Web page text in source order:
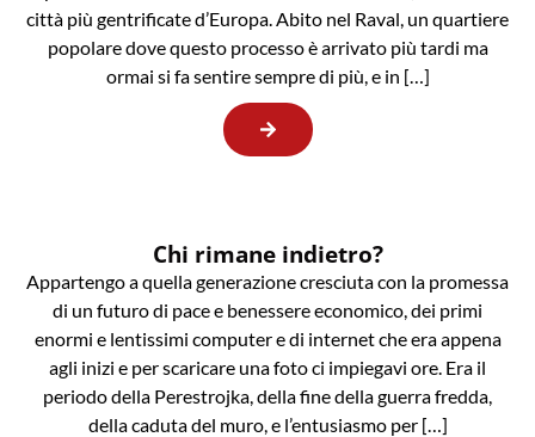
città più gentrificate d’Europa. Abito nel Raval, un quartiere
popolare dove questo processo è arrivato più tardi ma
ormai si fa sentire sempre di più, e in […]
Chi rimane indietro?
Appartengo a quella generazione cresciuta con la promessa
di un futuro di pace e benessere economico, dei primi
enormi e lentissimi computer e di internet che era appena
agli inizi e per scaricare una foto ci impiegavi ore. Era il
periodo della Perestrojka, della fine della guerra fredda,
della caduta del muro, e l’entusiasmo per […]